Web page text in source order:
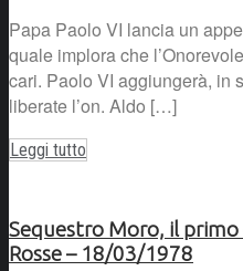
Papa Paolo VI lancia un
quale implora che
cari. Paolo VI aggiungerà, in
liberate l’on. Aldo […]
Leggi tutto
Sequestro Moro, il
Rosse – 18/03/1978